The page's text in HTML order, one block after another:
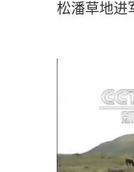
松潘草地进